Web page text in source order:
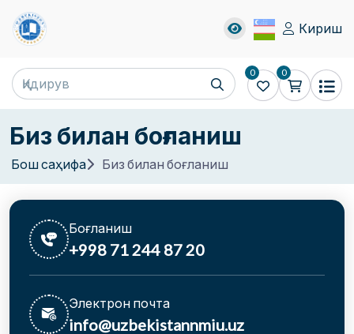
Кириш
0 0
Биз билан боғланиш
Бош саҳифа Биз билан боғланиш
Боғланиш
+998 71 244 87 20
Электрон почта
info@uzbekistannmiu.uz